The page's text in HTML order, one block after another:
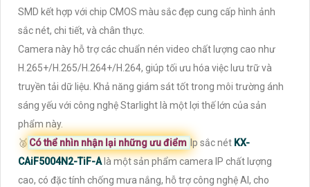
SMD kết hợp với chip CMOS màu sắc đẹp cung cấp hình ảnh
sắc nét, chi tiết, và chân thực.
Camera này hỗ trợ các chuẩn nén video chất lượng cao như
H.265+/H.265/H.264+/H.264, giúp tối ưu hóa việc lưu trữ và
truyền tải dữ liệu. Khả năng giám sát tốt trong môi trường ánh
sáng yếu với công nghệ Starlight là một lợi thế lớn của sản
phẩm này.
️🥈 Có thể nhìn nhận lại những ưu điểm Ip sắc nét KX-
CAiF5004N2-TiF-Alà một sản phẩm camera IP chất lượng
cao, có đặc tính chống mưa nắng, hỗ trợ công nghệ AI, cho